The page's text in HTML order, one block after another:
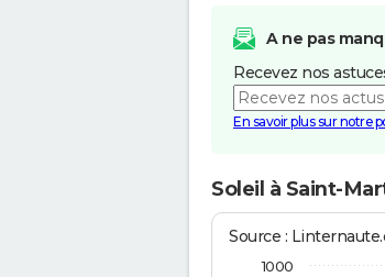
A ne pas
Recevez nos
En savoir plus sur notre
Soleil à Saint-
Source :
1000